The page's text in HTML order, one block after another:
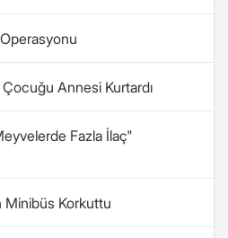
Çocuğu Annesi Kurtardı
Fazla İlaç"
Minibüs Korkuttu